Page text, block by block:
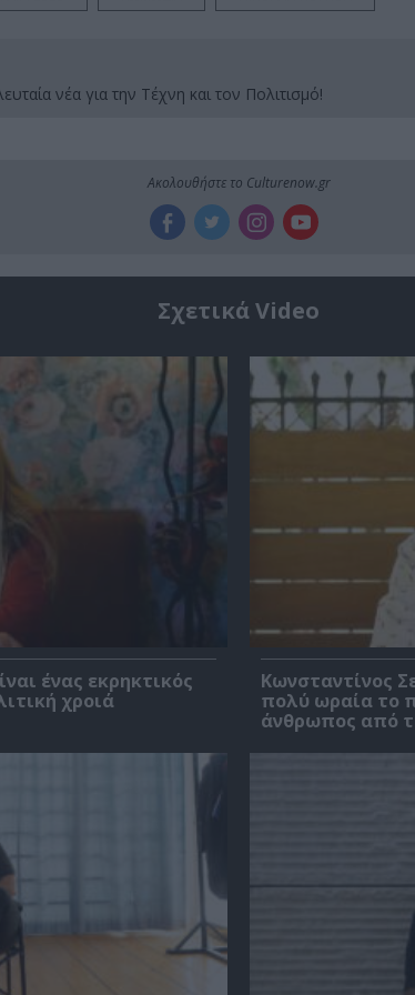
νέα για την Τέχνη και τον Πολιτισμό!
Ακολουθήστε το Culturenow.gr
Σχετικά Video
ένας εκρηκτικός
χροιά
Κωνσταντίνος
πολύ ωραία το
άνθρωπος από